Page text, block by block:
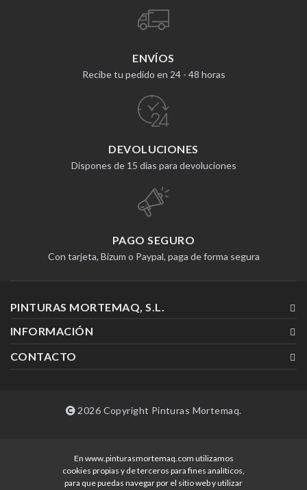
ENVÍOS
Recibe tu pedido en 24 - 48 horas
DEVOLUCIONES
Dispones de 15 días para devoluciones
PAGO SEGURO
Con tarjeta, Bizum o Paypal, paga de forma segura
PINTURAS MORTEMAQ, S.L.
INFORMACIÓN
CONTACTO
2026 Copyright Pinturas Mortemaq.
Desarrollado por
En www.pinturasmortemaq.com utilizamos
cookies propias y de terceros para fines analíticos,
para que puedas navegar por el sitio web y utilizar